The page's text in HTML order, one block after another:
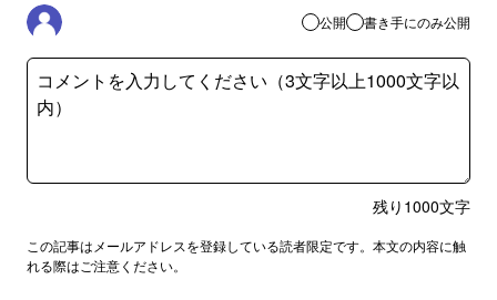
公開 書き手にのみ公開
残り 1000文字
この記事はメールアドレスを登録している読者限定です。本文の内容に触
れる際はご注意ください。